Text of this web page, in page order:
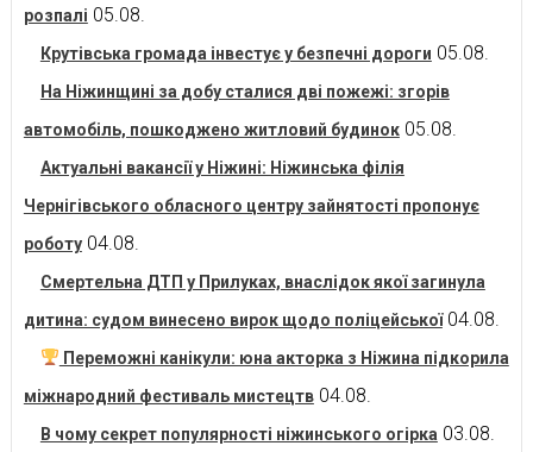
розпалі 05.08.
Крутівська громада інвестує у безпечні дороги 05.08.
На Ніжинщині за добу сталися дві пожежі: згорів
автомобіль, пошкоджено житловий будинок 05.08.
Актуальні вакансії у Ніжині: Ніжинська філія
Чернігівського обласного центру зайнятості пропонує
роботу 04.08.
Смертельна ДТП у Прилуках, внаслідок якої загинула
дитина: судом винесено вирок щодо поліцейської 04.08.
Переможні канікули: юна акторка з Ніжина підкорила
міжнародний фестиваль мистецтв 04.08.
В чому секрет популярності ніжинського огірка 03.08.